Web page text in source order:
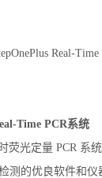
度计
细胞计数仪
Time PCR系统
荧光定量 PCR 系
测的优良软件和仪